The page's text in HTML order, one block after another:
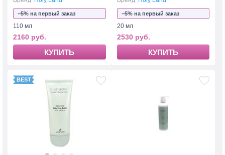
−5% на первый заказ
110 мл
2160 руб.
КУПИТЬ
−5% на первый заказ
20 мл
2530 руб.
КУПИТЬ